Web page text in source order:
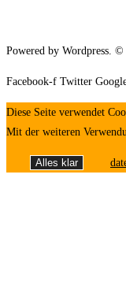
Powered by Wordpress.
Facebook-f Twitter
Diese Seite verwendet
Mit der weiteren
Alles klar